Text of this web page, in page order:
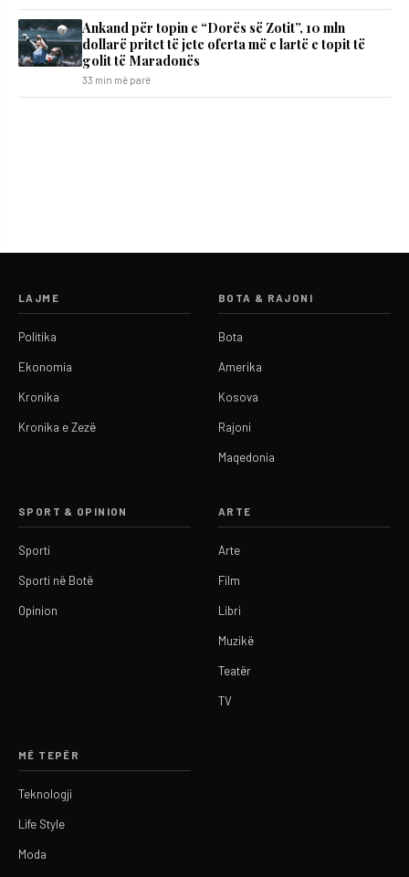
Ankand për topin e “Dorës së Zotit”, 10 mln
dollarë pritet të jete oferta më e lartë e topit të
golit të Maradonës
33 min më parë
LAJME
Politika
Ekonomia
Kronika
Kronika e Zezë
BOTA & RAJONI
Bota
Amerika
Kosova
Rajoni
Maqedonia
SPORT & OPINION
Sporti
Sporti në Botë
Opinion
ARTE
Arte
Film
Libri
Muzikë
Teatër
TV
MË TEPËR
Teknologji
Life Style
Moda